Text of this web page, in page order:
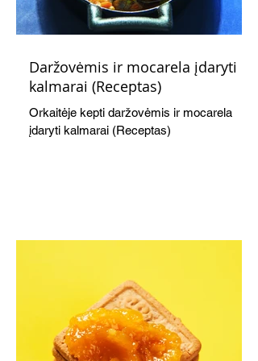
Daržovėmis ir mocarela įdaryti
kalmarai (Receptas)
Orkaitėje kepti daržovėmis ir mocarela
įdaryti kalmarai (Receptas)